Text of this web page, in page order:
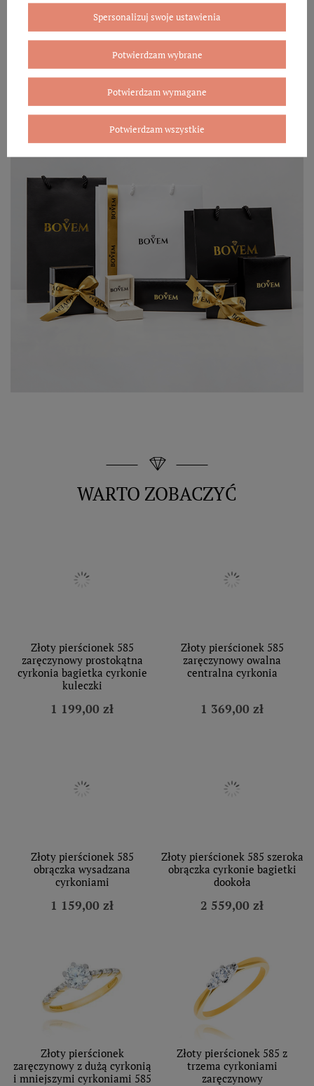
mogą się różnić ze względu na wybrany asortyment.
WYBIERZ PREZENT
WARTO ZOBACZYĆ
Złoty pierścionek 585
zaręczynowy prostokątna
cyrkonia bagietka cyrkonie
kuleczki
1 199,00 zł
Złoty pierścionek 585
zaręczynowy owalna
centralna cyrkonia
1 369,00 zł
Złoty pierścionek 585
obrączka wysadzana
cyrkoniami
1 159,00 zł
Złoty pierścionek 585 szeroka
obrączka cyrkonie bagietki
dookoła
2 559,00 zł
Złoty pierścionek
zaręczynowy z dużą cyrkonią
i mniejszymi cyrkoniami 585
Złoty pierścionek 585 z
trzema cyrkoniami
zaręczynowy
Spersonalizuj swoje ustawienia
Potwierdzam wybrane
Potwierdzam wymagane
Potwierdzam wszystkie